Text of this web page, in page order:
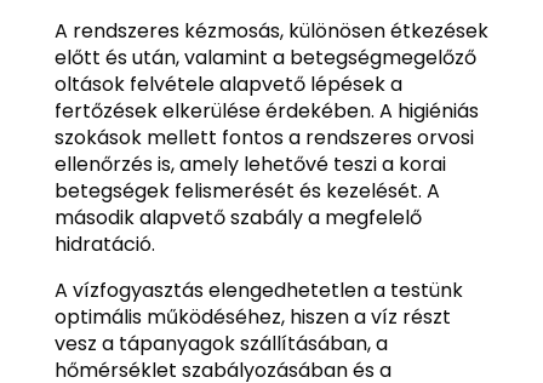
A rendszeres kézmosás, különösen étkezések
előtt és után, valamint a betegségmegelőző
oltások felvétele alapvető lépések a
fertőzések elkerülése érdekében. A higiéniás
szokások mellett fontos a rendszeres orvosi
ellenőrzés is, amely lehetővé teszi a korai
betegségek felismerését és kezelését. A
második alapvető szabály a megfelelő
hidratáció.
A vízfogyasztás elengedhetetlen a testünk
optimális működéséhez, hiszen a víz részt
vesz a tápanyagok szállításában, a
hőmérséklet szabályozásában és a